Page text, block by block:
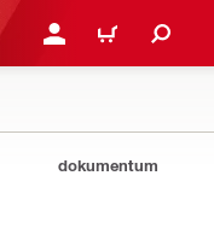
BEJELENTKEZÉS VAGY
KOSÁR
dokumentum